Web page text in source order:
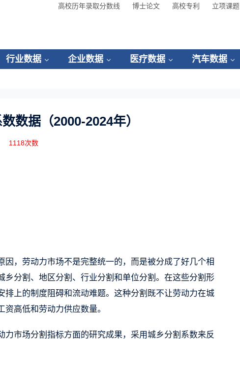
高校历年录取分数线 博士论文 高校专利 立项课题
行业数据 企业数据 医疗数据 汽车数据
数据（2000-2024年）
1118次数
，劳动力市场不是完整统一的，而是被分成了好几个相
分割、地区分割、行业分割和单位分割。在这些分割形
上的制度阻碍和流动难题。这种分割既不让劳动力在城
高低和劳动力供应数量。
市场分割指标方面的研究成果，采用城乡分割系数来反